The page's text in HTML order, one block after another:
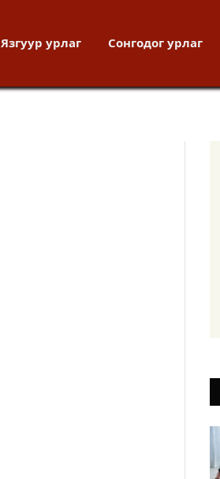
Язгуур урлаг Сонгодог урлаг